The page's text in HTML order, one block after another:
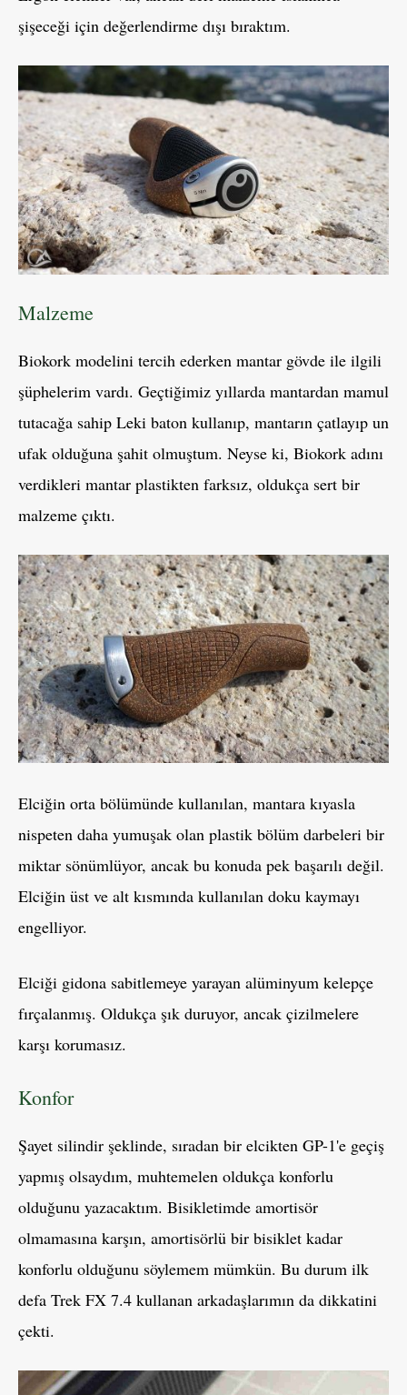
şişeceği için değerlendirme dışı bıraktım.
Malzeme
Biokork modelini tercih ederken mantar gövde ile ilgili
şüphelerim vardı. Geçtiğimiz yıllarda mantardan mamul
tutacağa sahip Leki baton kullanıp, mantarın çatlayıp un
ufak olduğuna şahit olmuştum. Neyse ki, Biokork adını
verdikleri mantar plastikten farksız, oldukça sert bir
malzeme çıktı.
Elciğin orta bölümünde kullanılan, mantara kıyasla
nispeten daha yumuşak olan plastik bölüm darbeleri bir
miktar sönümlüyor, ancak bu konuda pek başarılı değil.
Elciğin üst ve alt kısmında kullanılan doku kaymayı
engelliyor.
Elciği gidona sabitlemeye yarayan alüminyum kelepçe
fırçalanmış. Oldukça şık duruyor, ancak çizilmelere
karşı korumasız.
Konfor
Şayet silindir şeklinde, sıradan bir elcikten GP-1'e geçiş
yapmış olsaydım, muhtemelen oldukça konforlu
olduğunu yazacaktım. Bisikletimde amortisör
olmamasına karşın, amortisörlü bir bisiklet kadar
konforlu olduğunu söylemem mümkün. Bu durum ilk
defa Trek FX 7.4 kullanan arkadaşlarımın da dikkatini
çekti.